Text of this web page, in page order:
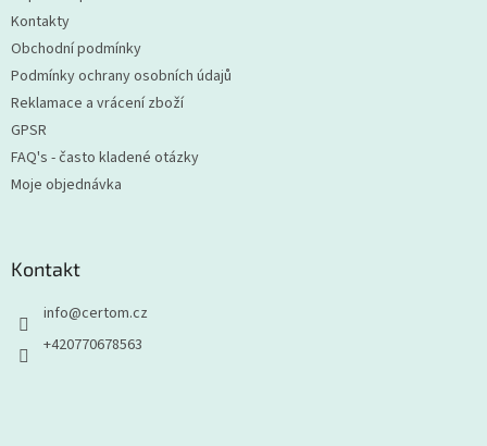
Kontakty
Obchodní podmínky
Podmínky ochrany osobních údajů
Reklamace a vrácení zboží
GPSR
FAQ's - často kladené otázky
Moje objednávka
Kontakt
info@certom.cz
+420770678563